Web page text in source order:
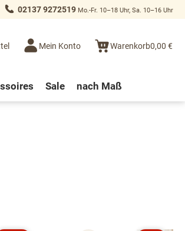
02137 9272519 Mo.-Fr. 10–18 Uhr, Sa. 10–16 Uhr
Mein Konto Warenkorb0,00 €
Sale nach Maß